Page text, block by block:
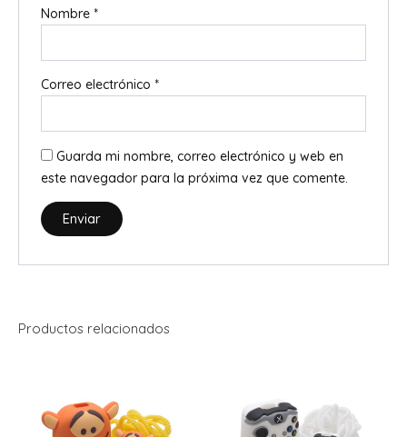
Nombre *
Correo electrónico *
Guarda mi nombre, correo electrónico y web en
este navegador para la próxima vez que comente.
Productos relacionados